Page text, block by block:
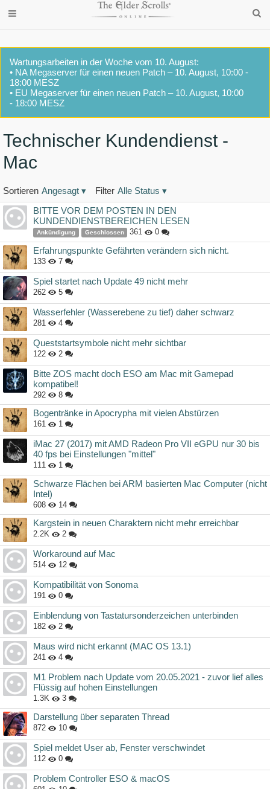
Wartungsarbeiten in der Woche vom 10. August:
• NA Megaserver für einen neuen Patch – 10. August, 10:00 -
18:00 MESZ
• EU Megaserver für einen neuen Patch – 10. August, 10:00
- 18:00 MESZ
Technischer Kundendienst -
Mac
Sortieren Angesagt ▾ Filter Alle Status ▾
Diskussionsliste
BITTE VOR DEM POSTEN IN DEN
KUNDENDIENSTBEREICHEN LESEN
Ankündigung Geschlossen 361 0
Erfahrungspunkte Gefährten verändern sich nicht.
133 7
Spiel startet nach Update 49 nicht mehr
262 5
Wasserfehler (Wasserebene zu tief) daher schwarz
281 4
Queststartsymbole nicht mehr sichtbar
122 2
Bitte ZOS macht doch ESO am Mac mit Gamepad
kompatibel!
292 8
Bogentränke in Apocrypha mit vielen Abstürzen
161 1
iMac 27 (2017) mit AMD Radeon Pro VII eGPU nur 30 bis
40 fps bei Einstellungen "mittel"
111 1
Schwarze Flächen bei ARM basierten Mac Computer (nicht
Intel)
608 14
Kargstein in neuen Charaktern nicht mehr erreichbar
2.2K 2
Workaround auf Mac
514 12
Kompatibilität von Sonoma
191 0
Einblendung von Tastatursonderzeichen unterbinden
182 2
Maus wird nicht erkannt (MAC OS 13.1)
241 4
M1 Problem nach Update vom 20.05.2021 - zuvor lief alles
Flüssig auf hohen Einstellungen
1.3K 3
Darstellung über separaten Thread
872 10
Spiel meldet User ab, Fenster verschwindet
112 0
Problem Controller ESO & macOS